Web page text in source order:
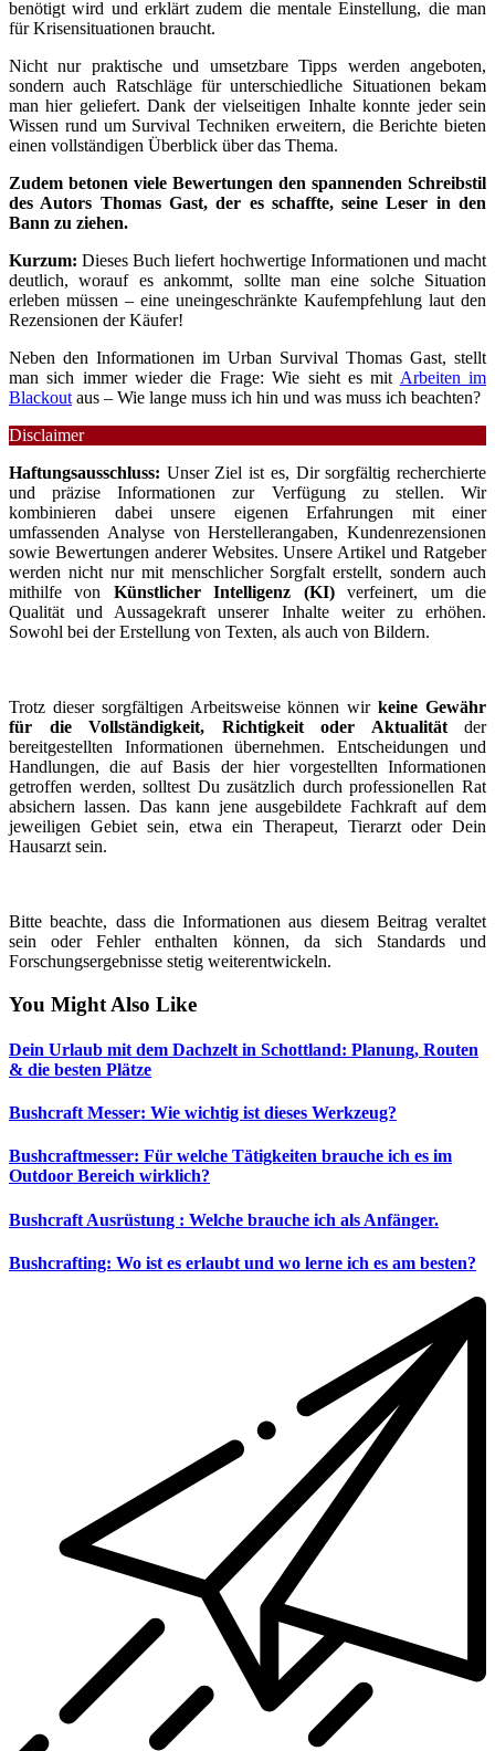
benötigt wird und erklärt zudem die mentale Einstellung, die man
für Krisensituationen braucht.
Nicht nur praktische und umsetzbare Tipps werden angeboten,
sondern auch Ratschläge für unterschiedliche Situationen bekam
man hier geliefert. Dank der vielseitigen Inhalte konnte jeder sein
Wissen rund um Survival Techniken erweitern, die Berichte bieten
einen vollständigen Überblick über das Thema.
Zudem betonen viele Bewertungen den spannenden Schreibstil
des Autors Thomas Gast, der es schaffte, seine Leser in den
Bann zu ziehen.
Kurzum: Dieses Buch liefert hochwertige Informationen und macht
deutlich, worauf es ankommt, sollte man eine solche Situation
erleben müssen – eine uneingeschränkte Kaufempfehlung laut den
Rezensionen der Käufer!
Neben den Informationen im Urban Survival Thomas Gast, stellt
man sich immer wieder die Frage: Wie sieht es mit Arbeiten im
Blackout aus – Wie lange muss ich hin und was muss ich beachten?
Disclaimer
Haftungsausschluss: Unser Ziel ist es, Dir sorgfältig recherchierte
und präzise Informationen zur Verfügung zu stellen. Wir
kombinieren dabei unsere eigenen Erfahrungen mit einer
umfassenden Analyse von Herstellerangaben, Kundenrezensionen
sowie Bewertungen anderer Websites. Unsere Artikel und Ratgeber
werden nicht nur mit menschlicher Sorgfalt erstellt, sondern auch
mithilfe von Künstlicher Intelligenz (KI)verfeinert, um die
Qualität und Aussagekraft unserer Inhalte weiter zu erhöhen.
Sowohl bei der Erstellung von Texten, als auch von Bildern.
Trotz dieser sorgfältigen Arbeitsweise können wirkeine Gewähr
für die Vollständigkeit, Richtigkeit oder Aktualitätder
bereitgestellten Informationen übernehmen. Entscheidungen und
Handlungen, die auf Basis der hier vorgestellten Informationen
getroffen werden, solltest Du zusätzlich durch professionellen Rat
absichern lassen. Das kann jene ausgebildete Fachkraft auf dem
jeweiligen Gebiet sein, etwa ein Therapeut, Tierarzt oder Dein
Hausarzt sein.
Bitte beachte, dass die Informationen aus diesem Beitrag veraltet
sein oder Fehler enthalten können, da sich Standards und
Forschungsergebnisse stetig weiterentwickeln.
You Might Also Like
Dein Urlaub mit dem Dachzelt in Schottland: Planung, Routen
& die besten Plätze
Bushcraft Messer: Wie wichtig ist dieses Werkzeug?
Bushcraftmesser: Für welche Tätigkeiten brauche ich es im
Outdoor Bereich wirklich?
Bushcraft Ausrüstung : Welche brauche ich als Anfänger.
Bushcrafting: Wo ist es erlaubt und wo lerne ich es am besten?